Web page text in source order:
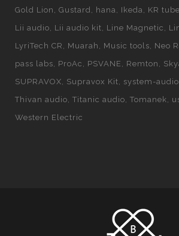
Gold Lion
Gustard hana Ikeda KR
Lii audio
Lii audio kit Line Magnetic
LyriTech CR
Muarah Music tools Neo
pass labs
ProAc PSVANE Remton
SUPRAVOX
Supravox Kit system-audio
Thivan audio Titanic audio Tomanek
Western Electric